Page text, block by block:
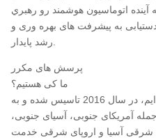
آينده اتوماسيون هوشمند رو رهبري
به پیشرفت های بهره وری و
پرسش های مکرر
ما کی هستیم؟
ما در فودیان، چین مستقر شده ایم، در سال 2016 تاسیس شده و به
آمریکای جنوبی، آسیای جنوبی،
شرقی آسیا و اروپای شرقی خدمت